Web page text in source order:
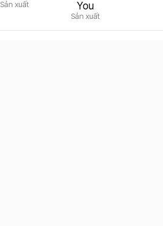
Sản xuất
You
Sản xuất